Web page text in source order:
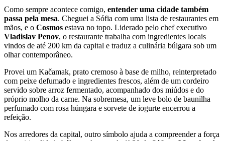
Como sempre acontece comigo, entender uma cidade também
passa pela mesa. Cheguei a Sófia com uma lista de restaurantes em
mãos, e o Cosmos estava no topo. Liderado pelo chef executivo
Vladislav Penov, o restaurante trabalha com ingredientes locais
vindos de até 200 km da capital e traduz a culinária búlgara sob um
olhar contemporâneo.
Provei um Kačamak, prato cremoso à base de milho, reinterpretado
com peixe defumado e ingredientes frescos, além de um cordeiro
servido sobre arroz fermentado, acompanhado dos miúdos e do
próprio molho da carne. Na sobremesa, um leve bolo de baunilha
perfumado com rosa húngara e sorvete de iogurte encerrou a
refeição.
Nos arredores da capital, outro símbolo ajuda a compreender a força